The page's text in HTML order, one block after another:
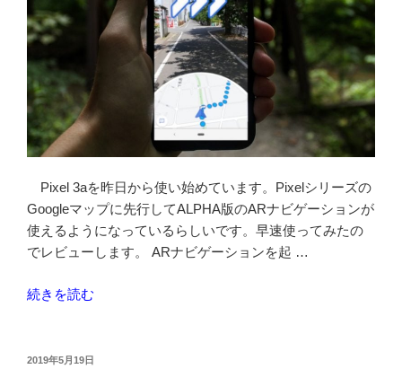
っ
て
み
て
の
レ
ビ
ー”
の
Pixel 3aを昨日から使い始めています。Pixelシリーズの
Googleマップに先行してALPHA版のARナビゲーションが
使えるようになっているらしいです。早速使ってみたの
でレビューします。 ARナビゲーションを起 …
“Google
で
続きを読む
投
2019年5月19日